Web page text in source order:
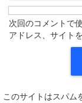
次回のコメントで
アドレス、サイト
このサイトはスパム